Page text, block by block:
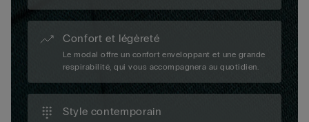
Confort et légèreté
Le modal offre un confort enveloppant et une grande
respirabilité, qui vous accompagnera au quotidien.
Style contemporain